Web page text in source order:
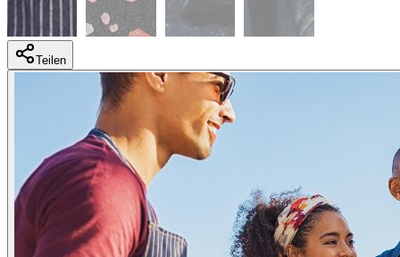
Teilen